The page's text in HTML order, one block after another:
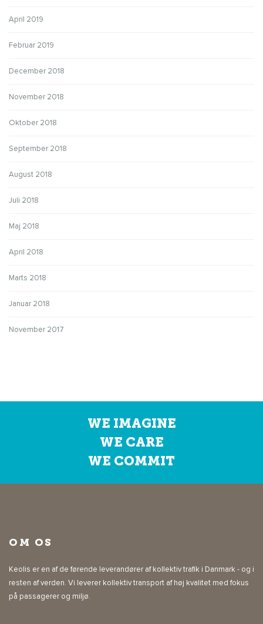
April 2019
Februar 2019
December 2018
November 2018
Oktober 2018
September 2018
August 2018
Juli 2018
Maj 2018
April 2018
Marts 2018
Januar 2018
November 2017
WE IMAGINE
WE CARE
WE COMMIT
OM OS
Keolis er en af de førende leverandører af kollektiv trafik i Danmark - og i
resten af verden. Vi leverer kollektiv transport af høj kvalitet med fokus
på passagerer og miljø.